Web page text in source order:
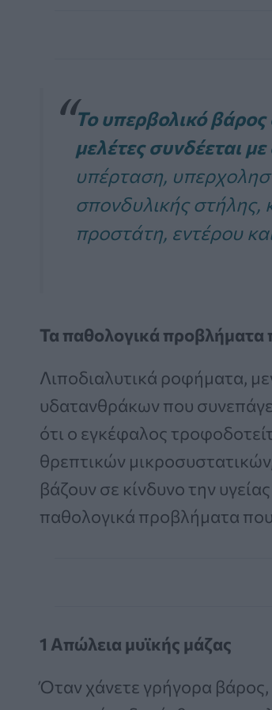
Το υπερβολικό
μελέτες συνδέεται
υπέρταση,
σπονδυλικής στήλης,
προστάτη, εντέρου
Τα παθολογικά προβλήματα
Λιποδιαλυτικά ροφήματα,
υδατανθράκων που
ότι ο εγκέφαλος
θρεπτικών
βάζουν σε κίνδυνο την
παθολογικά προβλήματα
1 Απώλεια μυϊκής μάζας
Όταν χάνετε γρήγορα